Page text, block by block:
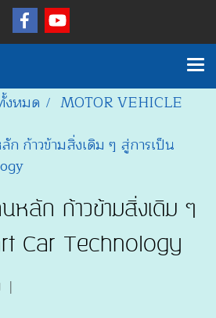
งหมด
MOTOR VEHICLE
ก้าวข้ามสิ่งเดิม ๆ สู่การเป็น
หลัก ก้าวข้ามสิ่งเดิม ๆ
Car Technology
|